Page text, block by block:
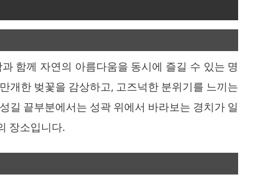
함께 자연의 아름다움을 동시에 즐길 수 있는 명
개한 벚꽃을 감상하고, 고즈넉한 분위기를 느끼는
길 끝부분에서는 성곽 위에서 바라보는 경치가 일
장소입니다.